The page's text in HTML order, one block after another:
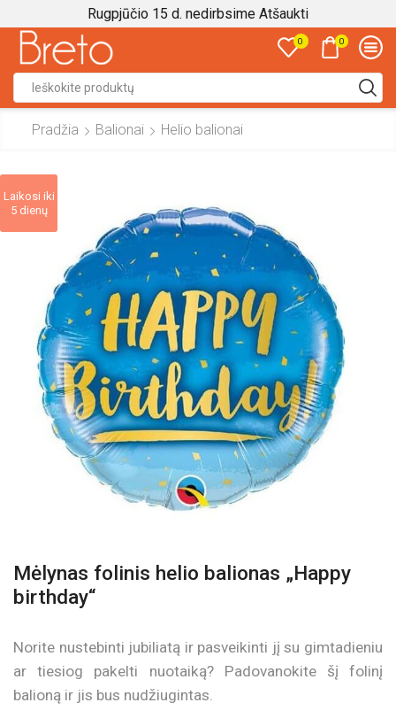
Rugpjūčio 15 d. nedirbsime Atšaukti
0 0
input
Pradžia Balionai Helio balionai
Laikosi iki
5 dienų
Mėlynas folinis helio balionas „Happy
birthday“
Norite nustebinti jubiliatą ir pasveikinti jį su gimtadieniu
ar tiesiog pakelti nuotaiką? Padovanokite šį folinį
balioną ir jis bus nudžiugintas.